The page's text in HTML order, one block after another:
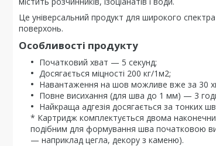
Це універсальний продукт для широкого
поверхонь.
Особливості продукту
Початковий хват — 5 секунд;
Досягається міцності 200 кг/1м2;
Навантаження на шов можливе вже за 30
Повне висихання (для шва до 1 мм) — 3
Найкраща адгезія досягається за тонких
* Картридж комплектується двома
подібним для формування шва початковою
— наприклад цегла, декору з каменю).